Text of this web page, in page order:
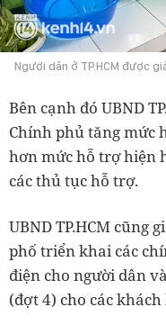
Người dân ở TP.HCM được
Bên cạnh đó UBND
Chính phủ tăng mức
hơn mức hỗ trợ hiện
các thủ tục hỗ trợ.
UBND TP.HCM cũng
phố triển khai các
điện cho người dân
(đợt 4) cho các